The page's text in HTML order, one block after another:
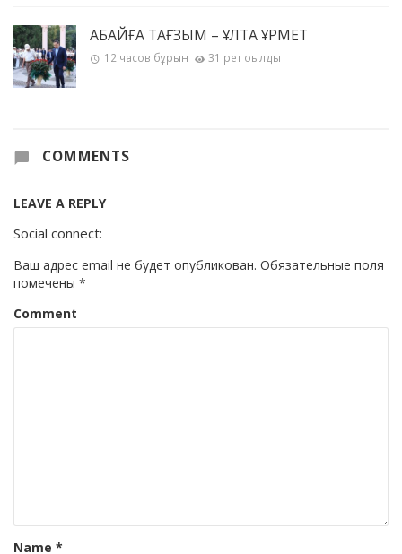
АБАЙҒА ТАҒЗЫМ – ҰЛТҚА ҚҰРМЕТ
12 часов бұрын 31 рет оқылды
COMMENTS
LEAVE A REPLY
Social connect:
Ваш адрес email не будет опубликован. Обязательные поля
помечены *
Comment
Name *